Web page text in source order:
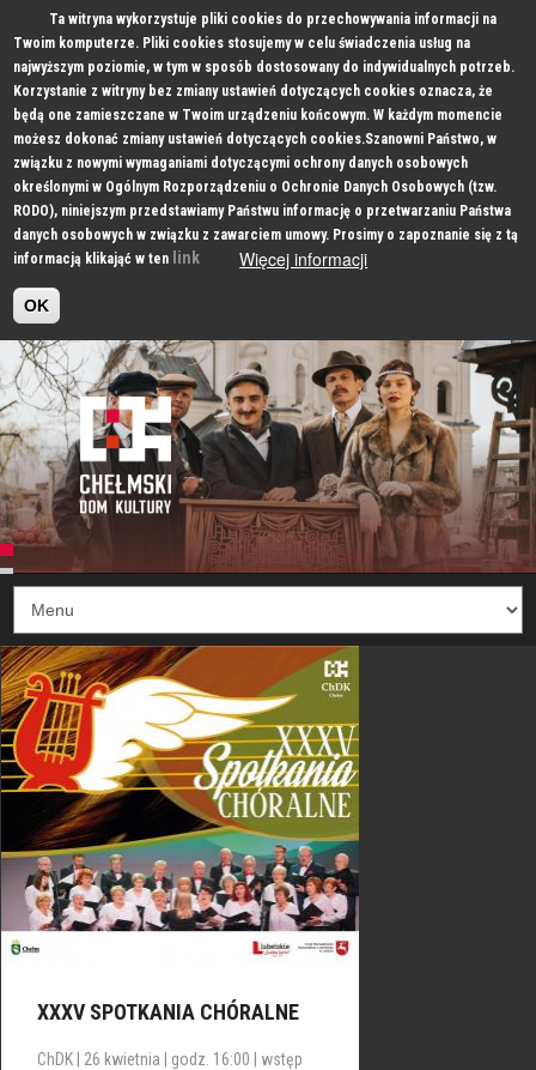
Ta witryna wykorzystuje pliki cookies do przechowywania informacji na
Twoim komputerze. Pliki cookies stosujemy w celu świadczenia usług na
najwyższym poziomie, w tym w sposób dostosowany do indywidualnych potrzeb.
Korzystanie z witryny bez zmiany ustawień dotyczących cookies oznacza, że
będą one zamieszczane w Twoim urządzeniu końcowym. W każdym momencie
możesz dokonać zmiany ustawień dotyczących cookies.Szanowni Państwo, w
związku z nowymi wymaganiami dotyczącymi ochrony danych osobowych
określonymi w Ogólnym Rozporządzeniu o Ochronie Danych Osobowych (tzw.
RODO), niniejszym przedstawiamy Państwu informację o przetwarzaniu Państwa
danych osobowych w związku z zawarciem umowy. Prosimy o zapoznanie się z tą
informacją klikająć w ten link Więcej informacji
OK
XXXV SPOTKANIA CHÓRALNE
ChDK | 26 kwietnia | godz. 16:00 | wstęp